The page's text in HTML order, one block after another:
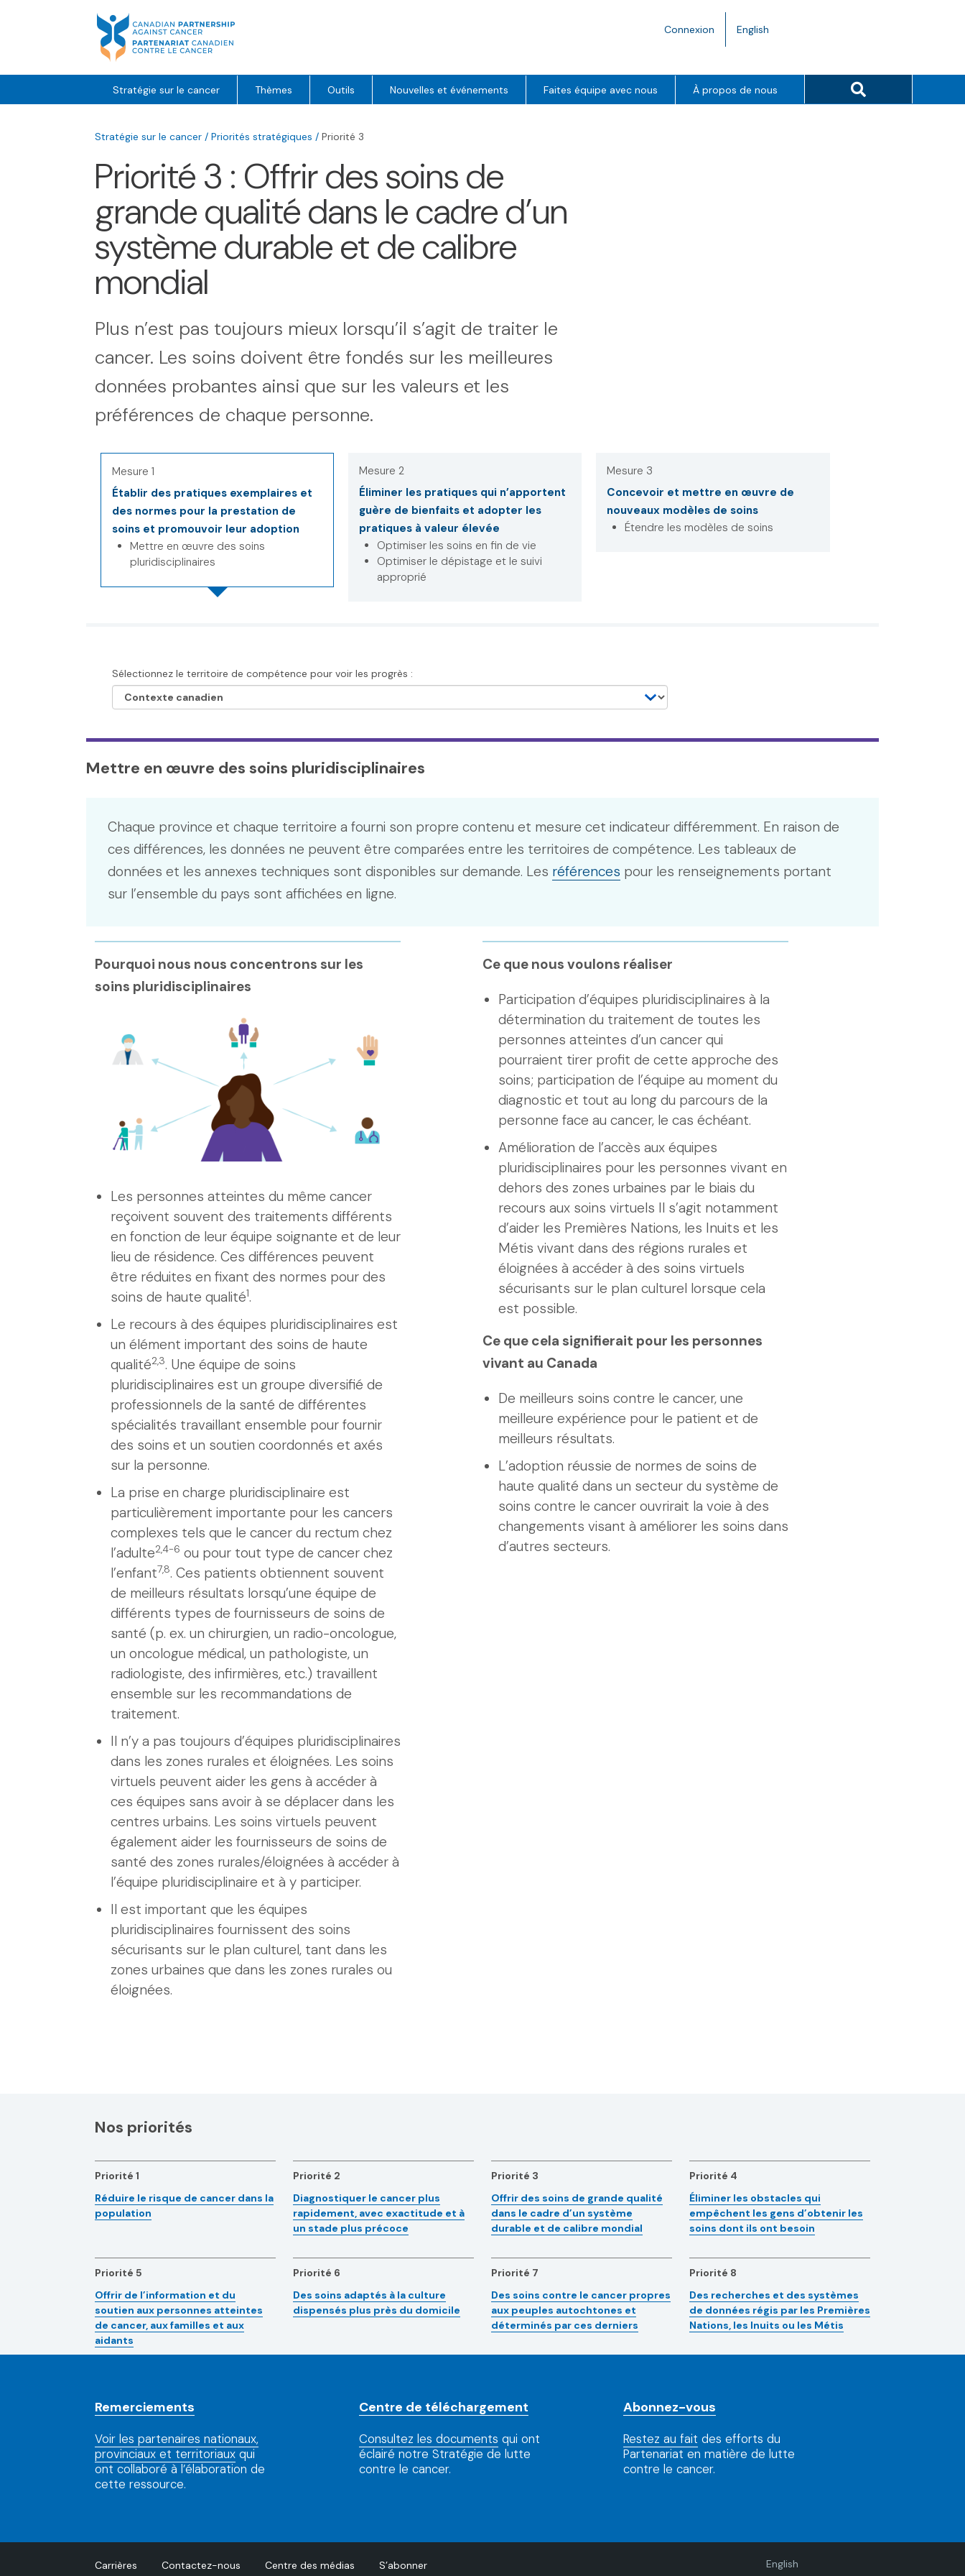
Connexion English
Stratégie sur le cancer Thèmes Outils Nouvelles et événements Faites équipe avec nous À propos de nous Search button
Stratégie sur le cancer / Priorités stratégiques / Priorité 3
Priorité 3 : Offrir des soins de
grande qualité dans le cadre d’un
système durable et de calibre
mondial
Plus n’est pas toujours mieux lorsqu’il s’agit de traiter le
cancer. Les soins doivent être fondés sur les meilleures
données probantes ainsi que sur les valeurs et les
préférences de chaque personne.
Mesure 1
Établir des pratiques exemplaires et
des normes pour la prestation de
soins et promouvoir leur adoption
Mettre en œuvre des soins
pluridisciplinaires
Mesure 2
Éliminer les pratiques qui n’apportent
guère de bienfaits et adopter les
pratiques à valeur élevée
Optimiser les soins en fin de vie
Optimiser le dépistage et le suivi
approprié
Mesure 3
Concevoir et mettre en œuvre de
nouveaux modèles de soins
Étendre les modèles de soins
Sélectionnez le territoire de compétence pour voir les progrès :
Mettre en œuvre des soins pluridisciplinaires
Chaque province et chaque territoire a fourni son propre contenu et mesure cet indicateur différemment. En raison de
ces différences, les données ne peuvent être comparées entre les territoires de compétence. Les tableaux de
données et les annexes techniques sont disponibles sur demande. Les références pour les renseignements portant
sur l’ensemble du pays sont affichées en ligne.
Pourquoi nous nous concentrons sur les
soins pluridisciplinaires
Les personnes atteintes du même cancer
reçoivent souvent des traitements différents
en fonction de leur équipe soignante et de leur
lieu de résidence. Ces différences peuvent
être réduites en fixant des normes pour des
soins de haute qualité1.
Le recours à des équipes pluridisciplinaires est
un élément important des soins de haute
qualité2,3. Une équipe de soins
pluridisciplinaires est un groupe diversifié de
professionnels de la santé de différentes
spécialités travaillant ensemble pour fournir
des soins et un soutien coordonnés et axés
sur la personne.
La prise en charge pluridisciplinaire est
particulièrement importante pour les cancers
complexes tels que le cancer du rectum chez
l’adulte2,4-6 ou pour tout type de cancer chez
l’enfant7,8. Ces patients obtiennent souvent
de meilleurs résultats lorsqu’une équipe de
différents types de fournisseurs de soins de
santé (p. ex. un chirurgien, un radio-oncologue,
un oncologue médical, un pathologiste, un
radiologiste, des infirmières, etc.) travaillent
ensemble sur les recommandations de
traitement.
Il n’y a pas toujours d’équipes pluridisciplinaires
dans les zones rurales et éloignées. Les soins
virtuels peuvent aider les gens à accéder à
ces équipes sans avoir à se déplacer dans les
centres urbains. Les soins virtuels peuvent
également aider les fournisseurs de soins de
santé des zones rurales/éloignées à accéder à
l’équipe pluridisciplinaire et à y participer.
Il est important que les équipes
pluridisciplinaires fournissent des soins
sécurisants sur le plan culturel, tant dans les
zones urbaines que dans les zones rurales ou
éloignées.
Ce que nous voulons réaliser
Participation d’équipes pluridisciplinaires à la
détermination du traitement de toutes les
personnes atteintes d’un cancer qui
pourraient tirer profit de cette approche des
soins; participation de l’équipe au moment du
diagnostic et tout au long du parcours de la
personne face au cancer, le cas échéant.
Amélioration de l’accès aux équipes
pluridisciplinaires pour les personnes vivant en
dehors des zones urbaines par le biais du
recours aux soins virtuels Il s’agit notamment
d’aider les Premières Nations, les Inuits et les
Métis vivant dans des régions rurales et
éloignées à accéder à des soins virtuels
sécurisants sur le plan culturel lorsque cela
est possible.
Ce que cela signifierait pour les personnes
vivant au Canada
De meilleurs soins contre le cancer, une
meilleure expérience pour le patient et de
meilleurs résultats.
L’adoption réussie de normes de soins de
haute qualité dans un secteur du système de
soins contre le cancer ouvrirait la voie à des
changements visant à améliorer les soins dans
d’autres secteurs.
Nos priorités
Priorité 1
Réduire le risque de cancer dans la
population
Priorité 2
Diagnostiquer le cancer plus
rapidement, avec exactitude et à
un stade plus précoce
Priorité 3
Offrir des soins de grande qualité
dans le cadre d’un système
durable et de calibre mondial
Priorité 4
Éliminer les obstacles qui
empêchent les gens d’obtenir les
soins dont ils ont besoin
Priorité 5
Offrir de l’information et du
soutien aux personnes atteintes
de cancer, aux familles et aux
aidants
Priorité 6
Des soins adaptés à la culture
dispensés plus près du domicile
Priorité 7
Des soins contre le cancer propres
aux peuples autochtones et
déterminés par ces derniers
Priorité 8
Des recherches et des systèmes
de données régis par les Premières
Nations, les Inuits ou les Métis
Remerciements
Voir les partenaires nationaux,
provinciaux et territoriaux qui
ont collaboré à l’élaboration de
cette ressource.
Centre de téléchargement
Consultez les documents qui ont
éclairé notre Stratégie de lutte
contre le cancer.
Abonnez-vous
Restez au fait des efforts du
Partenariat en matière de lutte
contre le cancer.
Carrières Contactez-nous Centre des médias S’abonner English